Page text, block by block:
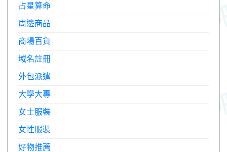
占星算命
周邊商品
商場百貨
域名註冊
外包派遣
大學大專
女士服裝
女性服裝
好物推薦